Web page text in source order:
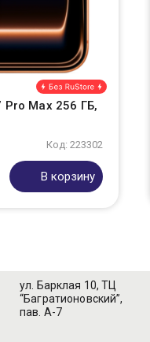
Max 256 ГБ,
Код: 223302
В корзину
ул. Барклая 10, ТЦ
“Багратионовский”,
пав. А-7